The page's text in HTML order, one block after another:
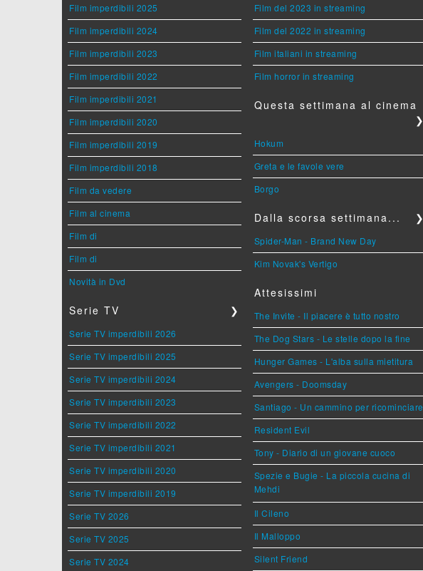
Film imperdibili 2025
Film imperdibili 2024
Film imperdibili 2023
Film imperdibili 2022
Film imperdibili 2021
Film imperdibili 2020
Film imperdibili 2019
Film imperdibili 2018
Film da vedere
Film al cinema
Film di
Film di
Novità in Dvd
Serie TV ❯
Serie TV imperdibili 2026
Serie TV imperdibili 2025
Serie TV imperdibili 2024
Serie TV imperdibili 2023
Serie TV imperdibili 2022
Serie TV imperdibili 2021
Serie TV imperdibili 2020
Serie TV imperdibili 2019
Serie TV 2026
Serie TV 2025
Serie TV 2024
Film del 2023 in streaming
Film del 2022 in streaming
Film italiani in streaming
Film horror in streaming
Questa settimana al cinema
❯
Hokum
Greta e le favole vere
Borgo
Dalla scorsa settimana... ❯
Spider-Man - Brand New Day
Kim Novak's Vertigo
Attesissimi
The Invite - Il piacere è tutto nostro
The Dog Stars - Le stelle dopo la fine
Hunger Games - L'alba sulla mietitura
Avengers - Doomsday
Santiago - Un cammino per ricominciare
Resident Evil
Tony - Diario di un giovane cuoco
Spezie e Bugie - La piccola cucina di
Mehdi
Il Cileno
Il Malloppo
Silent Friend